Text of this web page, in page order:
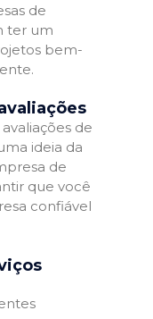
de
ter um
bem-
de
ideia da
de
que você
confiável